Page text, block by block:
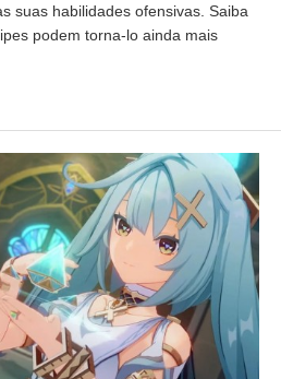
suas habilidades ofensivas. Saiba
podem torna-lo ainda mais